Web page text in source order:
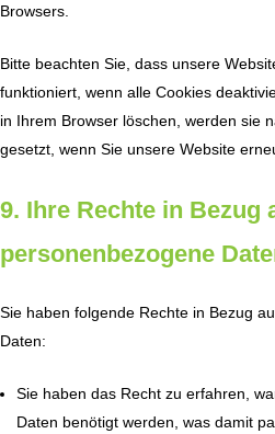
Browsers.
Bitte beachten Sie, dass unsere
funktioniert, wenn alle Cookies
in Ihrem Browser löschen, werden sie
gesetzt, wenn Sie unsere Website
9. Ihre Rechte in Bezug
personenbezogene
Sie haben folgende Rechte in Bezug
Daten:
Sie haben das Recht zu erfahren,
Daten benötigt werden, was damit